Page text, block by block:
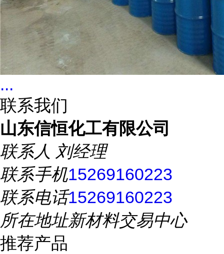
...
联系我们
山东信恒化工有限公司
联系人 刘经理
联系手机15269160223
联系电话15269160223
所在地址新材料交易中心
推荐产品